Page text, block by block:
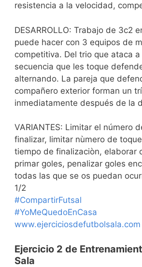
resistencia a la velocidad,
DESARROLLO: Trabajo de 3c2
puede hacer con 3 equipos de
competitiva. Del trio que ataca
secuencia que les toque
alternando. La pareja que
compañero exterior forman un
inmediatamente después de la
VARIANTES: Limitar el número
finalizar, limitar nùmero de
tiempo de finalizaciòn, elaborar
primar goles, penalizar goles
todas las que se os puedan
1/2
#CompartirFutsal
#YoMeQuedoEnCasa
www.ejerciciosdefutbolsala.com
Ejercicio 2 de
Sala